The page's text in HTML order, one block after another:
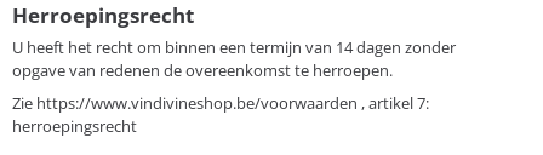
Herroepingsrecht
U heeft het recht om binnen een termijn van 14 dagen zonder
opgave van redenen de overeenkomst te herroepen.
Zie https://www.vindivineshop.be/voorwaarden , artikel 7:
herroepingsrecht